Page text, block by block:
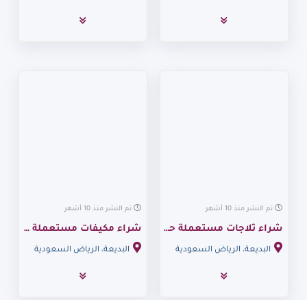
تم النشر منذ 10 أشهر
شراء ثلاجات مستعملة حي البديعة 0530099403
البديعة، الرياض السعودية
تم النشر منذ 10 أشهر
شراء مكيفات مستعملة حي البديعة 0530099403
البديعة، الرياض السعودية